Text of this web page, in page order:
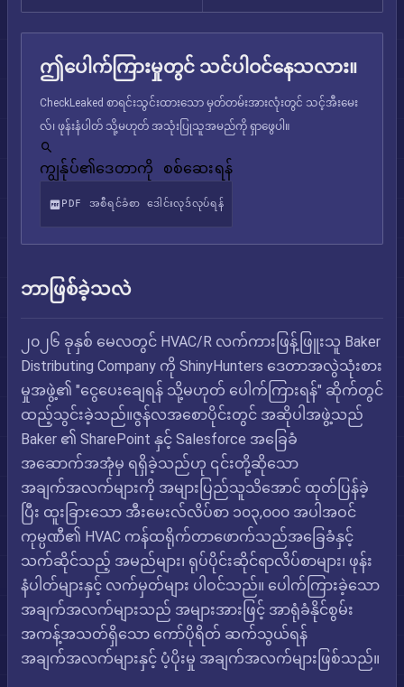
ဤပေါက်ကြားမှုတွင် သင်ပါဝင်နေသလား။
CheckLeaked စာရင်းသွင်းထားသော မှတ်တမ်းအားလုံးတွင် သင့်အီးမေး
လ်၊ ဖုန်းနံပါတ် သို့မဟုတ် အသုံးပြုသူအမည်ကို ရှာဖွေပါ။
ကျွန်ုပ်၏ဒေတာကို စစ်ဆေးရန်
PDF အစီရင်ခံစာ ဒေါင်းလုဒ်လုပ်ရန်
ဘာဖြစ်ခဲ့သလဲ
၂၀၂၆ ခုနှစ် မေလတွင် HVAC/R လက်ကားဖြန့်ဖြူးသူ Baker
Distributing Company ကို ShinyHunters ဒေတာအလွဲသုံးစား
မှုအဖွဲ့၏ "ငွေပေးချေရန် သို့မဟုတ် ပေါက်ကြားရန်" ဆိုက်တွင်
ထည့်သွင်းခဲ့သည်။ဇွန်လအစောပိုင်းတွင် အဆိုပါအဖွဲ့သည်
Baker ၏ SharePoint နှင့် Salesforce အခြေခံ
အဆောက်အအုံမှ ရရှိခဲ့သည်ဟု ၎င်းတို့ဆိုသော
အချက်အလက်များကို အများပြည်သူသိအောင် ထုတ်ပြန်ခဲ့
ပြီး ထူးခြားသော အီးမေးလ်လိပ်စာ ၁၀၃,၀၀၀ အပါအဝင်
ကုမ္ပဏီ၏ HVAC ကန်ထရိုက်တာဖောက်သည်အခြေခံနှင့်
သက်ဆိုင်သည့် အမည်များ၊ ရုပ်ပိုင်းဆိုင်ရာလိပ်စာများ၊ ဖုန်း
နံပါတ်များနှင့် လက်မှတ်များ ပါဝင်သည်။ ပေါက်ကြားခဲ့သော
အချက်အလက်များသည် အများအားဖြင့် အာရုံခံနိုင်စွမ်း
အကန့်အသတ်ရှိသော ကော်ပိုရိတ် ဆက်သွယ်ရန်
အချက်အလက်များနှင့် ပံ့ပိုးမှု အချက်အလက်များဖြစ်သည်။